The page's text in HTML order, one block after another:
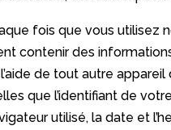
fois que vous
contenir des
de tout autre
que l’identifiant de
utilisé, la date et